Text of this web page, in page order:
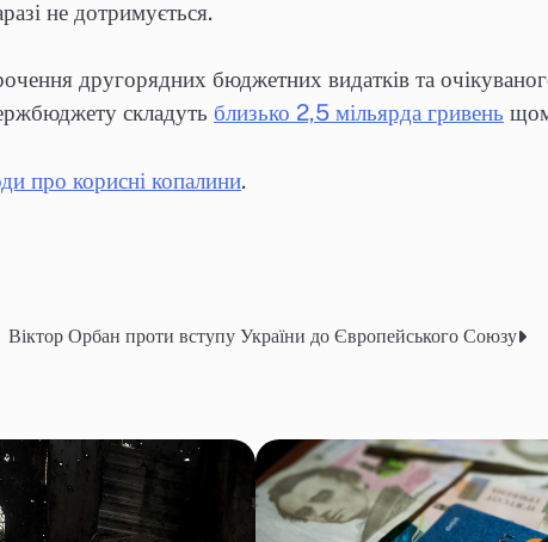
не дотримується.
другорядних бюджетних видатків та
складуть близько 2,5 мільярда гривень
про корисні копалини.
Віктор Орбан проти вступу України до Європейського Союзу